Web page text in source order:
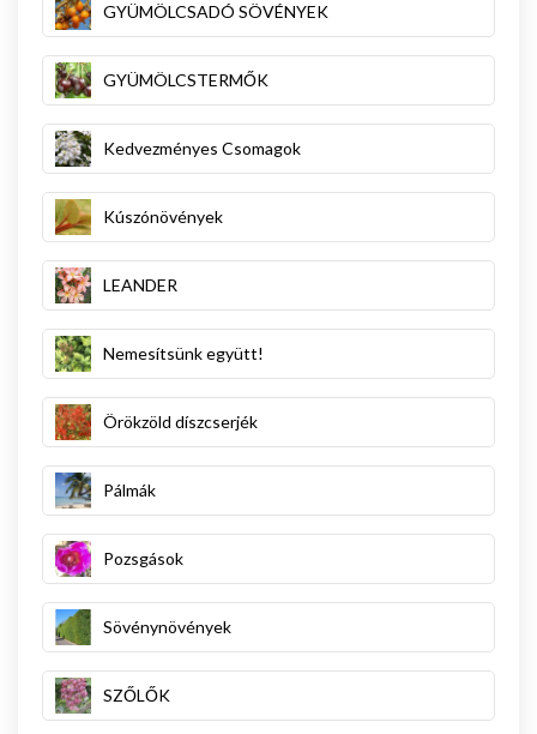
GYÜMÖLCSADÓ SÖVÉNYEK
GYÜMÖLCSTERMŐK
Kedvezményes Csomagok
Kúszónövények
LEANDER
Nemesítsünk együtt!
Örökzöld díszcserjék
Pálmák
Pozsgások
Sövénynövények
SZŐLŐK